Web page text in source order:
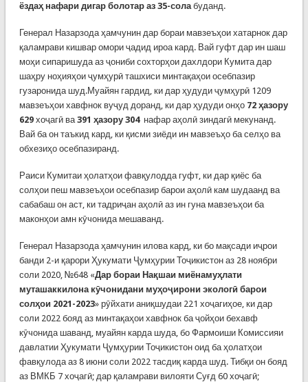
ёздаҳ нафари дигар болотар аз 35-солабуданд.
Генерал Назарзода ҳамчунин дар бораи мавзеъҳои хатарнок дар
қаламрави кишвар омори ҷадид ироа кард. Вай гуфт дар ин шаш
моҳи сипаришуда аз ҷониби сохторҳои дахлдори Кумита дар
шаҳру ноҳияҳои ҷумҳурӣ ташхиси минтақаҳои осебпазир
гузаронида шуд.Муайян гардид, ки дар ҳудуди ҷумҳурӣ 1209
мавзеъҳои хавфнок вуҷуд доранд, ки дар ҳудуди онҳо 72 ҳазору
629хоҷагӣ ва391 ҳазору 304нафар аҳолӣ зиндагӣ мекунанд.
Вай ба он таъкид кард, ки қисми зиёди ин мавзеъҳо ба селҳо ва
обхезиҳо осебпазиранд.
Раиси Кумитаи ҳолатҳои фавқулодда гуфт, ки дар қиёс ба
солҳои пеш мавзеъҳои осебпазир барои аҳолӣ кам шудаанд ва
сабабаш он аст, ки тадриҷан аҳолӣ аз ин гуна мавзеъҳои ба
маконҳои амн кӯчонида мешаванд.
Генерал Назарзода ҳамчунин илова кард, ки бо мақсади иҷрои
банди 2-и қарори Ҳукумати Ҷумҳурии Тоҷикистон аз 28 ноябри
соли 2020, №648 «Дар бораи Нақшаи миёнамуҳлати
муташаккилона кӯчонидани муҳоҷирони экологӣ барои
солҳои 2021-2023» рӯйхати аниқшудаи 221 хоҷагиҳое, ки дар
соли 2022 бояд аз минтақаҳои хавфнок ба ҷойҳои бехавф
кӯчонида шаванд, муайян карда шуда, бо Фармоиши Комиссияи
давлатии Ҳукумати Ҷумҳурии Тоҷикистон оид ба ҳолатҳои
фавқулода аз 8 июни соли 2022 тасдиқ карда шуд. Тибқи он бояд
аз ВМКБ 7 хоҷагӣ; дар қаламрави вилояти Суғд 60 хоҷагӣ;